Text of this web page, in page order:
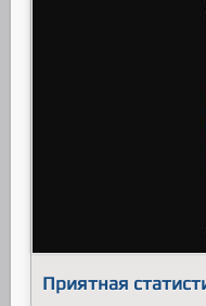
Приятная